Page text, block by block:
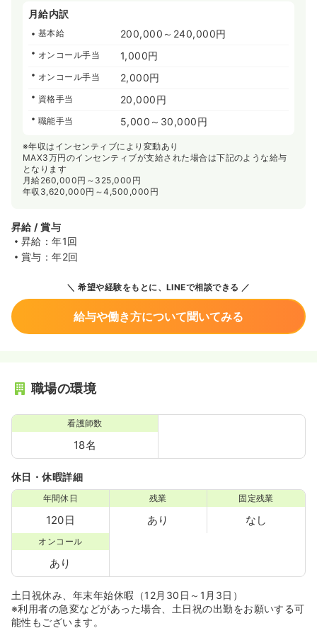
月給内訳
基本給 200,000～240,000円
オンコール手当 1,000円
オンコール手当 2,000円
資格手当 20,000円
職能手当 5,000～30,000円
※年収はインセンティブにより変動あり
MAX3万円のインセンティブが支給された場合は下記のような給与
となります
月給260,000円～325,000円
年収3,620,000円～4,500,000円
昇給 / 賞与
昇給：年1回
賞与：年2回
希望や経験をもとに、LINEで相談できる
給与や働き方について聞いてみる
職場の環境
看護師数
18名
休日・休暇詳細
年間休日
120日
残業
あり
固定残業
なし
オンコール
あり
土日祝休み、年末年始休暇（12月30日～1月3日）
※利用者の急変などがあった場合、土日祝の出勤をお願いする可
能性もございます。